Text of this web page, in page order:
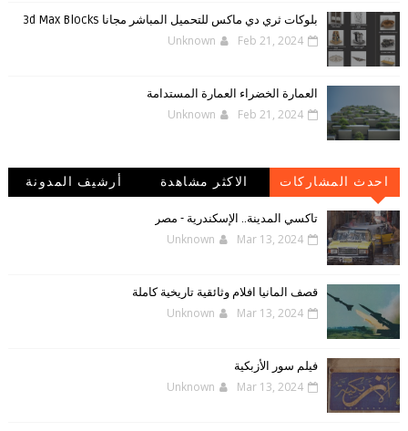
بلوكات ثري دي ماكس للتحميل المباشر مجانا 3d Max Blocks
Unknown Feb 21, 2024
العمارة الخضراء العمارة المستدامة
Unknown Feb 21, 2024
احدث المشاركات الاكثر مشاهدة
أرشيف المدونة
تاكسي المدينة.. الإسكندرية - مصر
Unknown Mar 13, 2024
قصف المانيا افلام وثائقية تاريخية كاملة
Unknown Mar 13, 2024
فيلم سور الأزبكية
Unknown Mar 13, 2024